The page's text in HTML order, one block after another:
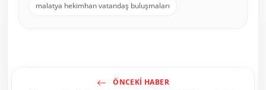
malatya hekimhan vatandaş buluşmaları
ÖNCEKI HABER